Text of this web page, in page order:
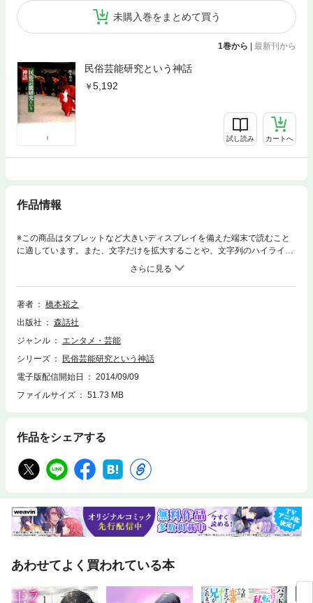
未購入巻をまとめて買う
1巻から 最新刊から
民俗芸能研究という神話
5,192
試し読み カートへ
作品情報
※この商品はタブレットなど大きいディスプレイを備えた端末で読むこと
に適しています。また、文字だけを拡大することや、文字列のハイライ
ト、検索、辞書の参照、引用などの機能が使用できません。始源・古風・
伝統・素朴などのイデオロギーがたたみこまれている「民俗芸能」の現在
をいかに調査し、記述するべきなのか。変貌する対象を前に、民俗芸能研
究の方法を問い直し、脱神話化する試み。
著者
橋本裕之
出版社
森話社
ジャンル
エンタメ・芸能
シリーズ
民俗芸能研究という神話
電子版配信開始日
2014/09/09
ファイルサイズ
51.73 MB
作品をシェアする
あわせてよく買われている本